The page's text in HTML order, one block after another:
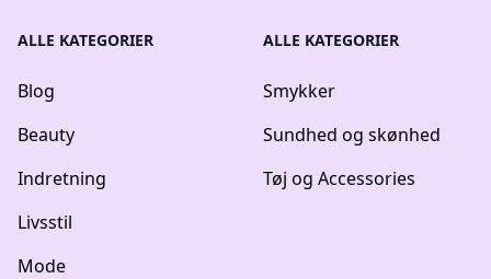
ALLE KATEGORIER
Blog
Beauty
Indretning
Livsstil
Mode
ALLE KATEGORIER
Smykker
Sundhed og skønhed
Tøj og Accessories